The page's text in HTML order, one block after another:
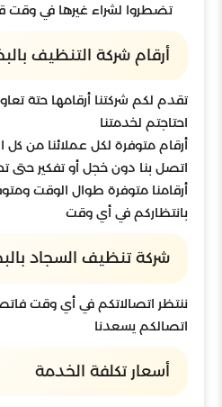
تضطروا لشراء غيرها في وقت
أرقام شركة التنظيف
تقدم لكم شركتنا أرقامها حتة
احتاجتم لخدمتنا
أرقام متوفرة لكل عملائنا من كل
اتصل بنا دون خجل أو تفكير حتى
أرقامنا متوفرة طوال الوقت
بانتظاركم في أي وقت
شركة تنظيف السجاد
ننتظر اتصالاتكم في أي وقت
اتصالكم يسعدنا
أسعار تكلفة الخدمة